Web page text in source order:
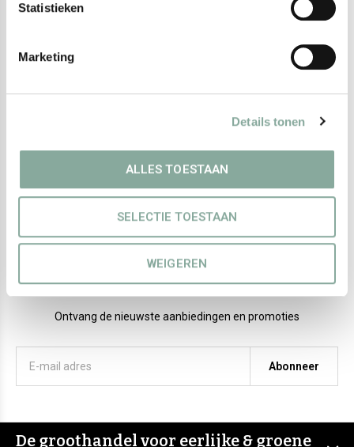
Statistieken
Marketing
Details tonen
ALLES TOESTAAN
SELECTIE TOESTAAN
WEIGEREN
Snijkam Duoline
€ --,--
Excl. btw
Meld je aan voor onze
nieuwsbrief
Ontvang de nieuwste aanbiedingen en promoties
Abonneer
De groothandel voor eerlijke & groene